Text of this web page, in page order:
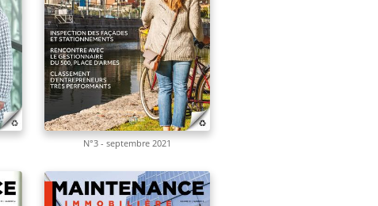
N°3 - septembre 2021